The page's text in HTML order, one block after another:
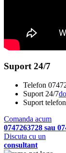
Suport 24/7
Telefon
Suport 24/7
Suport
Comanda acum
0747263728 sau
Discuta cu un
consultant